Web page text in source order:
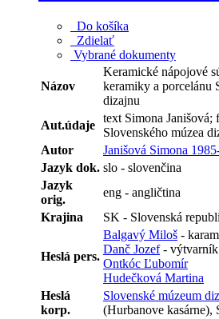
Do košíka
Zdielať
Vybrané dokumenty
Názov
Keramické nápojové
keramiky a porcelánu
dizajnu
Aut.údaje
text Simona
Slovenského múzea
Autor
Janišová Simona
Jazyk dok. slo - slovenčina
Jazyk
orig.
eng - angličtina
Krajina
SK - Slovenská
Heslá pers.
Balgavý Miloš -
Danč Jozef- výtvarník
Ontkóc Ľubomír
Hudečková Martina
Heslá
korp.
Slovenské múzeum
(Hurbanove kasárne),